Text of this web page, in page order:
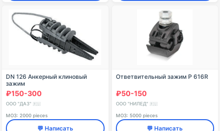
DN 126 Анкерный клиновый
зажим
₽150-300
ООО "ДАЗ" 🇷🇺
МОЗ: 2000 pieces
💬 Написать
Ответвительный зажим P 616R
₽50-150
ООО "НИЛЕД" 🇷🇺
МОЗ: 5000 pieces
💬 Написать